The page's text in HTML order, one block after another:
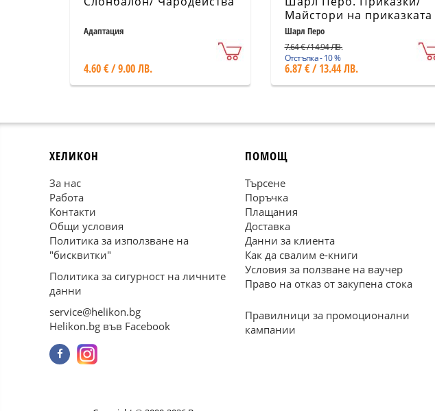
Адаптация
4.60 € / 9.00 ЛВ.
Майстори на приказката
Шарл Перо
7.64 € / 14.94 ЛВ.
Отстъпка - 10 %
6.87 € / 13.44 ЛВ.
ХЕЛИКОН
За нас
Работа
Контакти
Общи условия
Политика за използване на
"бисквитки"
Политика за сигурност на личните
данни
service@helikon.bg
Helikon.bg във Facebook
ПОМОЩ
Търсене
Поръчка
Плащания
Доставка
Данни за клиента
Как да свалим е-книги
Условия за ползване на ваучер
Право на отказ от закупена стока
Правилници за промоционални
кампании